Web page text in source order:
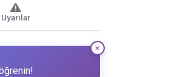
Uyarılar